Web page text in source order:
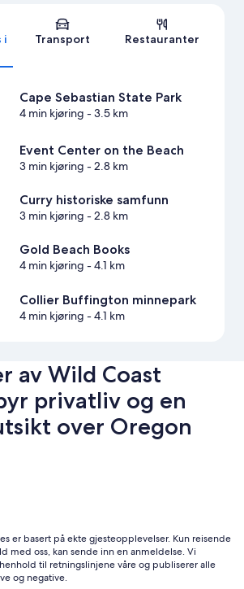
Kart
i
Transport Restauranter
Cape Sebastian State Park
4 min kjøring - 3.5 km
Event Center on the Beach
3 min kjøring - 2.8 km
Curry historiske samfunn
3 min kjøring - 2.8 km
Gold Beach Books
4 min kjøring - 4.1 km
Collier Buffington minnepark
4 min kjøring - 4.1 km
av Wild Coast
privatliv og en
over Oregon
er basert på ekte gjesteopplevelser. Kun reisende
med oss, kan sende inn en anmeldelse. Vi
til retningslinjene våre og publiserer alle
og negative.